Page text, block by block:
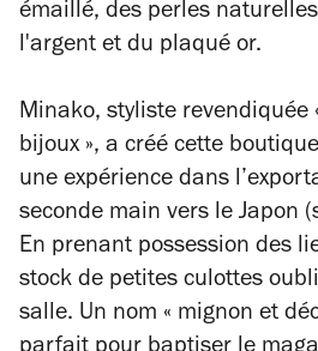
émaillé, des perles
l'argent et du plaqué or.
Minako, styliste revendiquée
bijoux », a créé cette
une expérience dans
seconde main vers le Japon
En prenant possession des
stock de petites culottes
salle. Un nom « mignon et